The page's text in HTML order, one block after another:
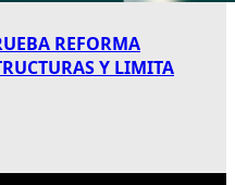
REFORMA
Y LIMITA